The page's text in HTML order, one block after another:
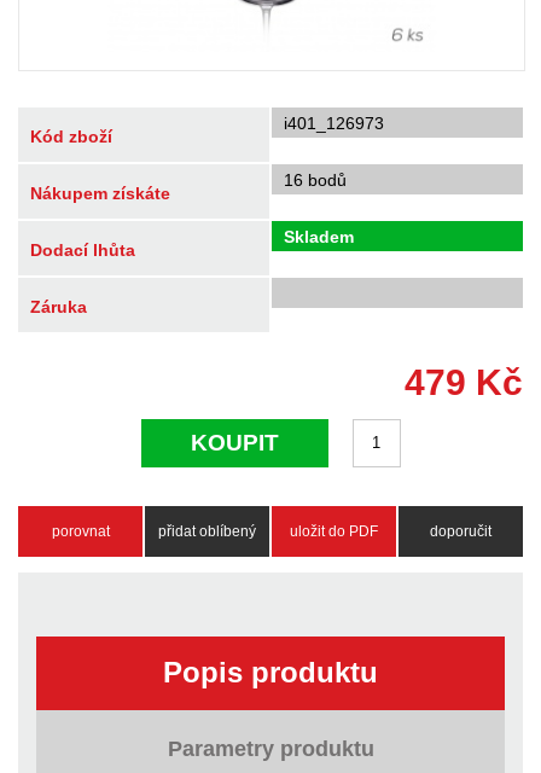
Kód zboží
i401_126973
Nákupem získáte
16 bodů
Dodací lhůta
Skladem
Záruka
479 Kč
KOUPIT
porovnat přidat oblíbený uložit do PDF doporučit
Popis produktu
Parametry produktu